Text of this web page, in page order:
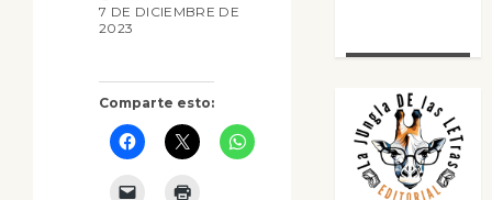
Comparte esto:
7 DE DICIEMBRE DE
2023